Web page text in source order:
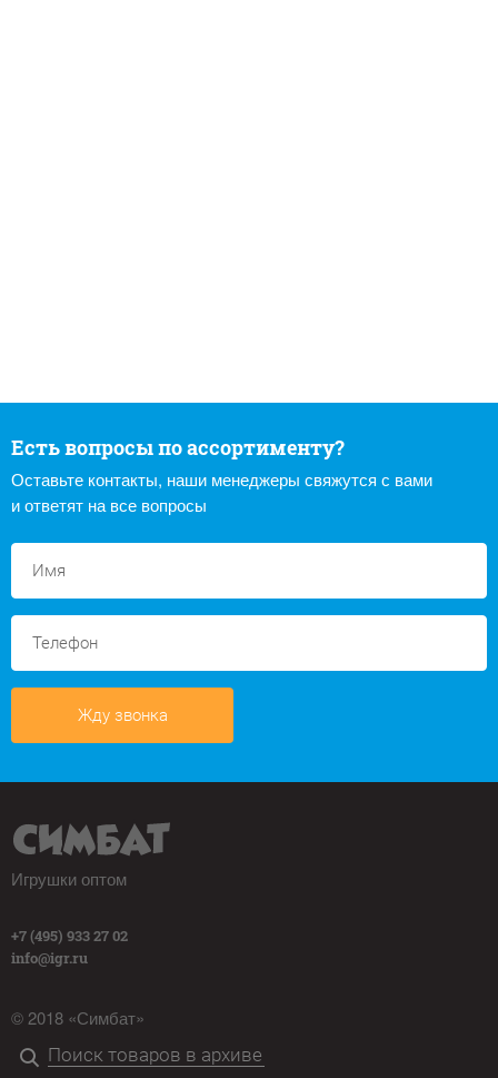
Есть вопросы по ассортименту?
Оставьте контакты, наши менеджеры свяжутся с вами
и ответят на все вопросы
Жду звонка
Игрушки оптом
+7 (495) 933 27 02
info@igr.ru
© 2018 «Симбат»